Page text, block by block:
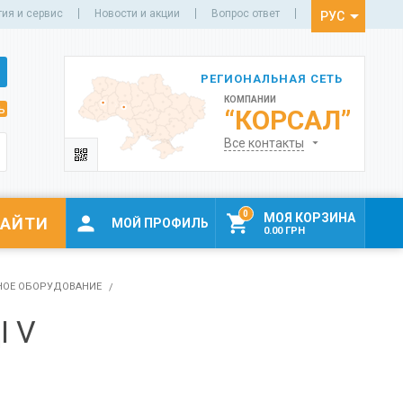
и сервис Новости и акции Вопрос ответ РУС
РЕГИОНАЛЬНАЯ СЕТЬ
КОМПАНИИ
“КОРСАЛ”
Все контакты
 МОЙ ПРОФИЛЬ 
0 МОЯ КОРЗИНА
0.00 ГРН
ОБОРУДОВАНИЕ
V